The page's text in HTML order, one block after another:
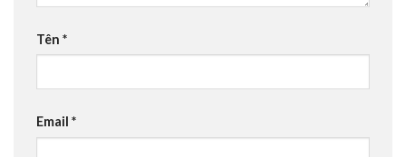
Tên *
Email *